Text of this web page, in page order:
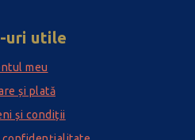
uri utile
meu
și plată
și condiții